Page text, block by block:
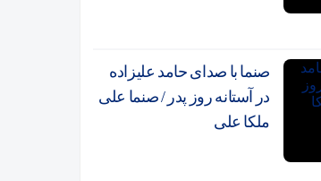
صنما با صدای حامد علیزاده
در آستانه روز پدر / صنما علی
ملکا علی